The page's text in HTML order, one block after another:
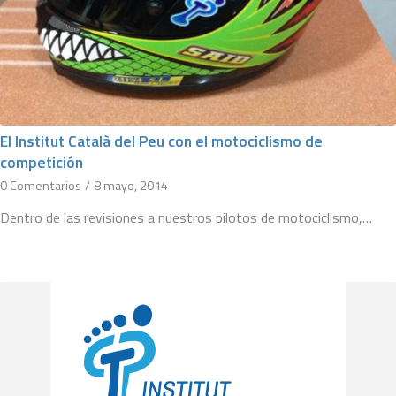
El Institut Català del Peu con el motociclismo de
competición
0 Comentarios / 8 mayo, 2014
Dentro de las revisiones a nuestros pilotos de motociclismo,…